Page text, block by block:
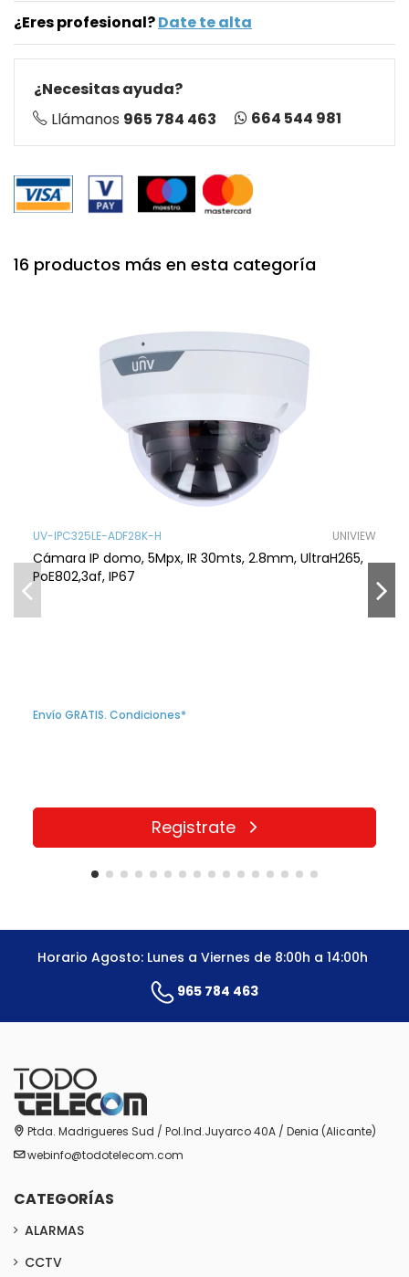
¿Eres profesional?Date te alta
¿Necesitas ayuda?
Llámanos 965 784 463 664 544 981
16 productos más en esta categoría
UV-IPC325LE-ADF28K-H UNIVIEW
Cámara IP domo, 5Mpx, IR 30mts, 2.8mm, UltraH265,
PoE802,3af, IP67
Envío GRATIS. Condiciones*
Registrate
Horario Agosto: Lunes a Viernes de 8:00h a 14:00h
965 784 463
Ptda. Madrigueres Sud / Pol.Ind.Juyarco 40A / Denia (Alicante)
webinfo@todotelecom.com
CATEGORÍAS
ALARMAS
CCTV